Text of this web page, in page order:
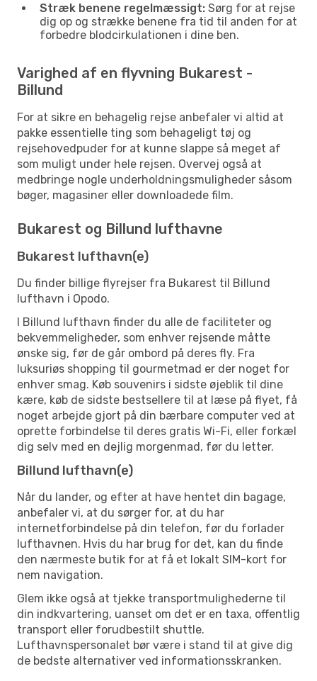
Stræk benene regelmæssigt: Sørg for at rejse
dig op og strække benene fra tid til anden for at
forbedre blodcirkulationen i dine ben.
Varighed af en flyvning Bukarest -
Billund
For at sikre en behagelig rejse anbefaler vi altid at
pakke essentielle ting som behageligt tøj og
rejsehovedpuder for at kunne slappe så meget af
som muligt under hele rejsen. Overvej også at
medbringe nogle underholdningsmuligheder såsom
bøger, magasiner eller downloadede film.
Bukarest og Billund lufthavne
Bukarest lufthavn(e)
Du finder billige flyrejser fra Bukarest til Billund
lufthavn i Opodo.
I Billund lufthavn finder du alle de faciliteter og
bekvemmeligheder, som enhver rejsende måtte
ønske sig, før de går ombord på deres fly. Fra
luksuriøs shopping til gourmetmad er der noget for
enhver smag. Køb souvenirs i sidste øjeblik til dine
kære, køb de sidste bestsellere til at læse på flyet, få
noget arbejde gjort på din bærbare computer ved at
oprette forbindelse til deres gratis Wi-Fi, eller forkæl
dig selv med en dejlig morgenmad, før du letter.
Billund lufthavn(e)
Når du lander, og efter at have hentet din bagage,
anbefaler vi, at du sørger for, at du har
internetforbindelse på din telefon, før du forlader
lufthavnen. Hvis du har brug for det, kan du finde
den nærmeste butik for at få et lokalt SIM-kort for
nem navigation.
Glem ikke også at tjekke transportmulighederne til
din indkvartering, uanset om det er en taxa, offentlig
transport eller forudbestilt shuttle.
Lufthavnspersonalet bør være i stand til at give dig
de bedste alternativer ved informationsskranken.